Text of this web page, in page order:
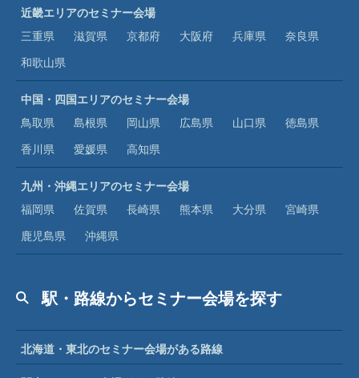
近畿エリアのセミナー会場
三重県
滋賀県 京都府 大阪府 兵庫県
奈良県
和歌山県
中国・四国エリアのセミナー会場
鳥取県
島根県 岡山県 広島県 山口県
徳島県
香川県
愛媛県 高知県
九州・沖縄エリアのセミナー会場
福岡県
佐賀県 長崎県 熊本県 大分県
宮崎県
鹿児島県
沖縄県
駅・路線からセミナー会場を探す
北海道・東北のセミナー会場がある路線